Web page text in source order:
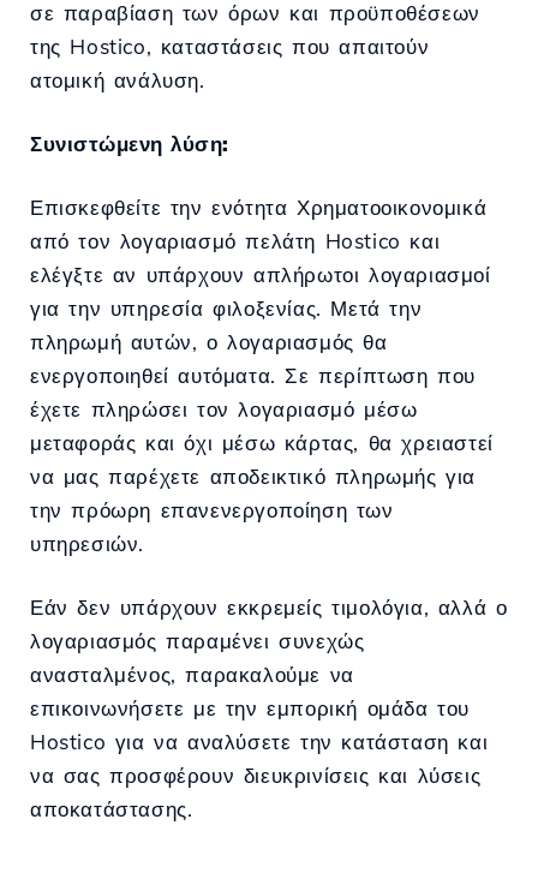
σε παραβίαση των όρων και προϋποθέσεων
της Hostico, καταστάσεις που απαιτούν
ατομική ανάλυση.
Συνιστώμενη λύση:
Επισκεφθείτε την ενότητα Χρηματοοικονομικά
από τον λογαριασμό πελάτη Hostico και
ελέγξτε αν υπάρχουν απλήρωτοι λογαριασμοί
για την υπηρεσία φιλοξενίας. Μετά την
πληρωμή αυτών, ο λογαριασμός θα
ενεργοποιηθεί αυτόματα. Σε περίπτωση που
έχετε πληρώσει τον λογαριασμό μέσω
μεταφοράς και όχι μέσω κάρτας, θα χρειαστεί
να μας παρέχετε αποδεικτικό πληρωμής για
την πρόωρη επανενεργοποίηση των
υπηρεσιών.
Εάν δεν υπάρχουν εκκρεμείς τιμολόγια, αλλά ο
λογαριασμός παραμένει συνεχώς
ανασταλμένος, παρακαλούμε να
επικοινωνήσετε με την εμπορική ομάδα του
Hostico για να αναλύσετε την κατάσταση και
να σας προσφέρουν διευκρινίσεις και λύσεις
αποκατάστασης.